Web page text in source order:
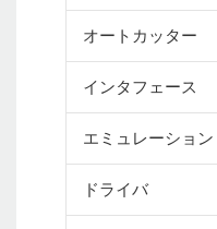
オートカッター
インタフェース
エミュレーション
ドライバ